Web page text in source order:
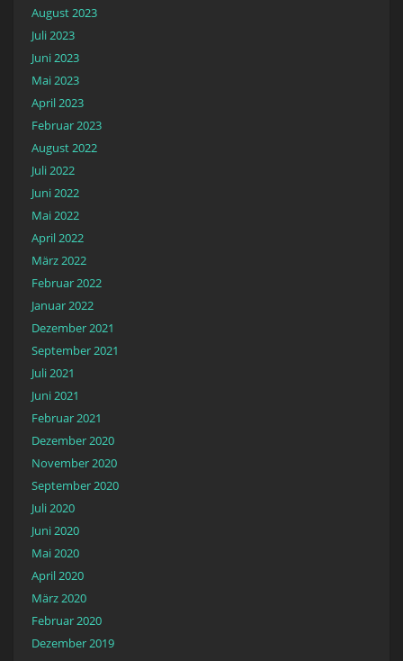
August 2023
Juli 2023
Juni 2023
Mai 2023
April 2023
Februar 2023
August 2022
Juli 2022
Juni 2022
Mai 2022
April 2022
März 2022
Februar 2022
Januar 2022
Dezember 2021
September 2021
Juli 2021
Juni 2021
Februar 2021
Dezember 2020
November 2020
September 2020
Juli 2020
Juni 2020
Mai 2020
April 2020
März 2020
Februar 2020
Dezember 2019